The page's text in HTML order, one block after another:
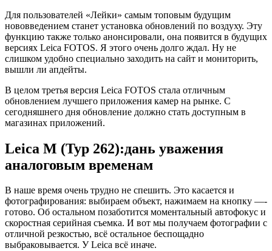
Для пользователей «Лейки» самым топовым будущим
нововведением станет установка обновлений по воздуху. Эту
функцию также только анонсировали, она появится в будущих
версиях Leica FOTOS. Я этого очень долго ждал. Ну не
слишком удобно специально заходить на сайт и мониторить,
вышли ли апдейты.
В целом третья версия Leica FOTOS стала отличным
обновлением лучшего приложения камер на рынке. С
сегодняшнего дня обновление должно стать доступным в
магазинах приложений.
Leica M (Typ 262):дань уважения
аналоговым временам
В наше время очень трудно не спешить. Это касается и
фотографирования: выбираем объект, нажимаем на кнопку —­
готово. Об остальном позаботится моментальный автофокус и
скоростная серийная съемка. И вот мы получаем фотографии с
отличной резкостью, всё остальное беспощадно
выбраковывается. У Leica всё иначе.